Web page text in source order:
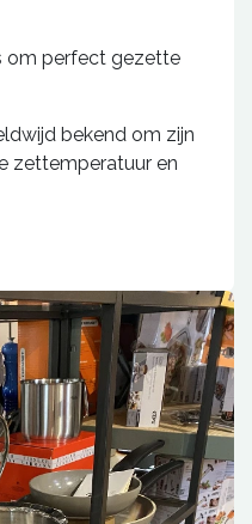
om perfect gezette
bekend om zijn
zettemperatuur en